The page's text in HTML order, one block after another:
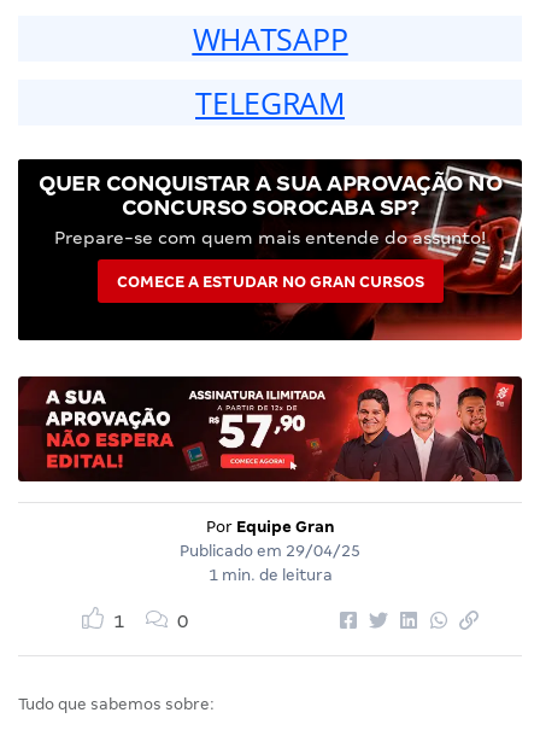
WHATSAPP
TELEGRAM
QUER CONQUISTAR A SUA APROVAÇÃO NO
CONCURSO SOROCABA SP?
Prepare-se com quem mais entende do assunto!
COMECE A ESTUDAR NO GRAN CURSOS
Por Equipe Gran
Publicado em 29/04/25
1 min. de leitura
1 0
Tudo que sabemos sobre: